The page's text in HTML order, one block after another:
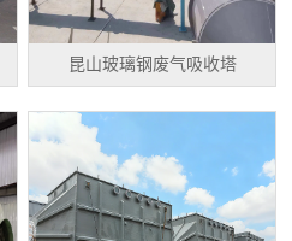
昆山玻璃钢废气吸收塔